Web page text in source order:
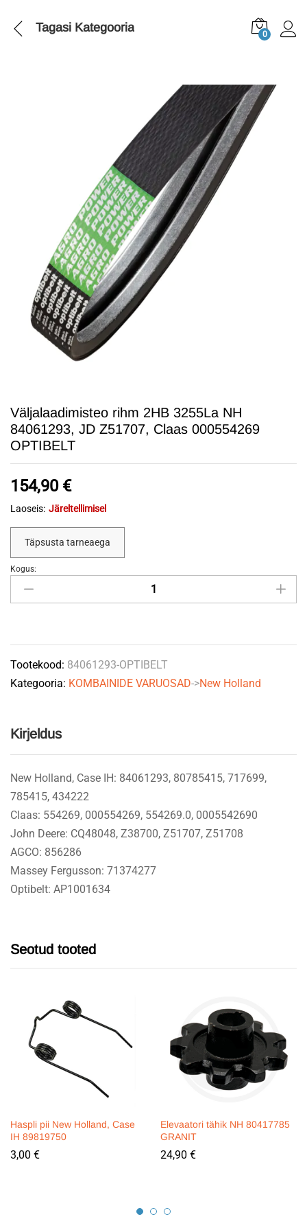
Tagasi Kategooria 0
Väljalaadimisteo rihm 2HB 3255La NH
84061293, JD Z51707, Claas 000554269
OPTIBELT
154,90 €
Laoseis: Järeltellimisel
Täpsusta tarneaega
Väljalaadimisteo
rihm
NH
84061293,
JD
000554269
OPTIBELT
quantity
Kogus:
Tootekood: 84061293-OPTIBELT
Kategooria: KOMBAINIDE VARUOSAD->New Holland
Kirjeldus
New Holland, Case IH: 84061293, 80785415, 717699,
785415, 434222
Claas: 554269, 000554269, 554269.0, 0005542690
John Deere: CQ48048, Z38700, Z51707, Z51708
AGCO: 856286
Massey Fergusson: 71374277
Optibelt: AP1001634
Seotud tooted
Haspli pii New Holland, Case
IH 89819750
3,00 €
Elevaatori tähik NH 80417785
GRANIT
24,90 €